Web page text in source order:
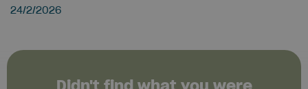
24/2/2026